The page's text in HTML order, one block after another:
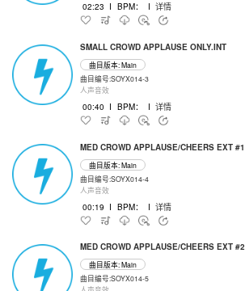
02:23 I BPM： I 详情
SMALL CROWD APPLAUSE ONLY.INT
曲目版本: Main
曲目编号:SOYX014-3
人声音效
00:40 I BPM： I 详情
MED CROWD APPLAUSE/CHEERS EXT #1
曲目版本: Main
曲目编号:SOYX014-4
人声音效
00:19 I BPM： I 详情
MED CROWD APPLAUSE/CHEERS EXT #2
曲目版本: Main
曲目编号:SOYX014-5